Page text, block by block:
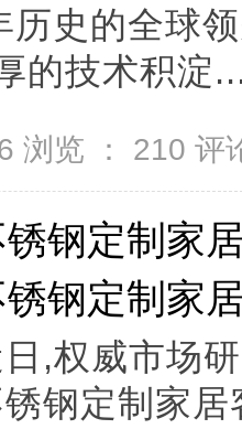
历史的全球
的技术积淀
浏览 ： 210 评
钢定制家
钢定制家
,权威市场
钢定制家